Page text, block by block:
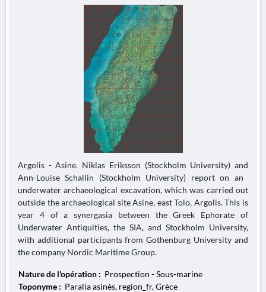
Argolis - Asine. Niklas Eriksson (Stockholm University) and
Ann-Louise Schallin (Stockholm University) report on an ​​​​​
underwater archaeological excavation, which was carried out
outside the archaeological site Asine, east Tolo, Argolis. This is
year 4 of a synergasia between the Greek Ephorate of
Underwater Antiquities, the SIA, and Stockholm University,
with additional participants from Gothenburg University and
the company Nordic Maritime Group.
Nature de l'opération : Prospection - Sous-marine
Toponyme : Paralia asinès, region_fr, Grèce